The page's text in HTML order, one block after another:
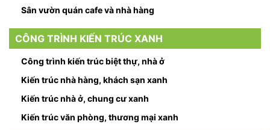
Sân vườn quán cafe và nhà hàng
CÔNG TRÌNH KIẾN TRÚC XANH
Công trình kiến trúc biệt thự, nhà ở
Kiến trúc nhà hàng, khách sạn xanh
Kiến trúc nhà ở, chung cư xanh
Kiến trúc văn phòng, thương mại xanh